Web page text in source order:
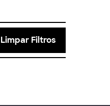
Limpar Filtros